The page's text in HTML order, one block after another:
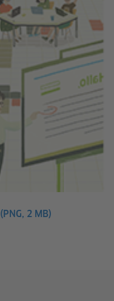
(PNG, 2 MB)